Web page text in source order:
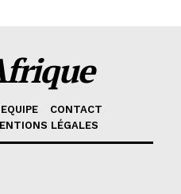
EQUIPE
CONTACT
LÉGALES